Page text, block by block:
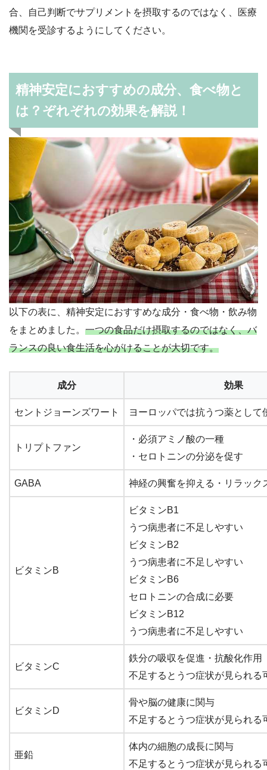
合、自己判断でサプリメントを摂取するのではなく、医療
機関を受診するようにしてください。
精神安定におすすめの成分、食べ物と
は？ぞれぞれの効果を解説！
以下の表に、精神安定におすすめな成分・食べ物・飲み物
をまとめました。 一つの食品だけ摂取するのではなく、バ
ランスの良い食生活を心がけることが大切です。
成分 効果
セントジョーンズワート ヨーロッパでは抗うつ薬として
トリプトファン
・必須アミノ酸の一種
・セロトニンの分泌を促す
GABA 神経の興奮を抑える・リラック
ビタミンB
ビタミンB1
うつ病患者に不足しやすい
ビタミンB2
うつ病患者に不足しやすい
ビタミンB6
セロトニンの合成に必要
ビタミンB12
うつ病患者に不足しやすい
ビタミンC
鉄分の吸収を促進・抗酸化作用
不足するとうつ症状が見られる
ビタミンD
骨や脳の健康に関与
不足するとうつ症状が見られる
亜鉛
体内の細胞の成長に関与
不足するとうつ症状が見られる